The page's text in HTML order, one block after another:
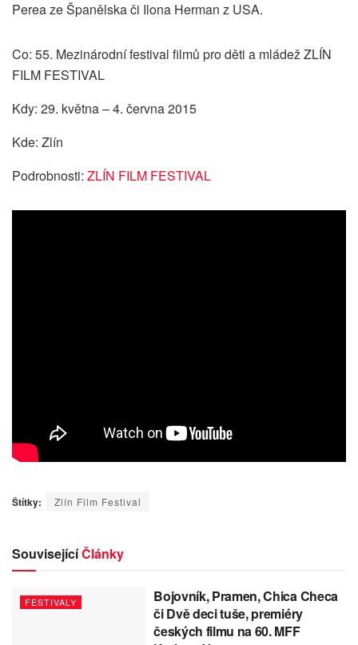
Perea ze Španělska či Ilona Herman z USA.
Co: 55. Mezinárodní festival filmů pro děti a mládež ZLÍN
FILM FESTIVAL
Kdy: 29. května – 4. června 2015
Kde: Zlín
Podrobnosti: ZLÍN FILM FESTIVAL
Štítky: Zlín Film Festival
SouvisejícíČlánky
FESTIVALY
Bojovník, Pramen, Chica Checa
či Dvě deci tuše, premiéry
českých filmu na 60. MFF